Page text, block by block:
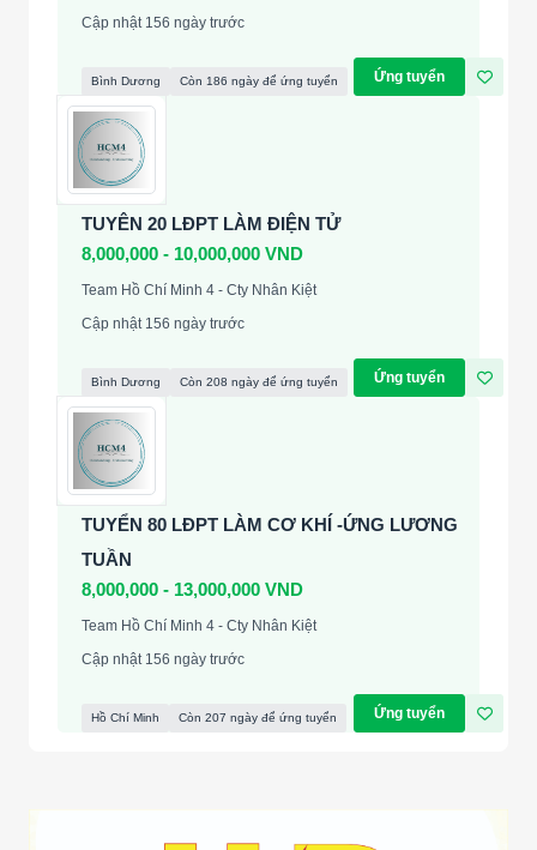
Cập nhật 156 ngày trước
Bình Dương Còn 186 ngày để ứng tuyển Ứng tuyển
TUYÊN 20 LĐPT LÀM ĐIỆN TỬ
8,000,000 - 10,000,000 VND
Team Hồ Chí Minh 4 - Cty Nhân Kiệt
Cập nhật 156 ngày trước
Bình Dương Còn 208 ngày để ứng tuyển Ứng tuyển
TUYỂN 80 LĐPT LÀM CƠ KHÍ -ỨNG LƯƠNG
TUẦN
8,000,000 - 13,000,000 VND
Team Hồ Chí Minh 4 - Cty Nhân Kiệt
Cập nhật 156 ngày trước
Hồ Chí Minh Còn 207 ngày để ứng tuyển Ứng tuyển